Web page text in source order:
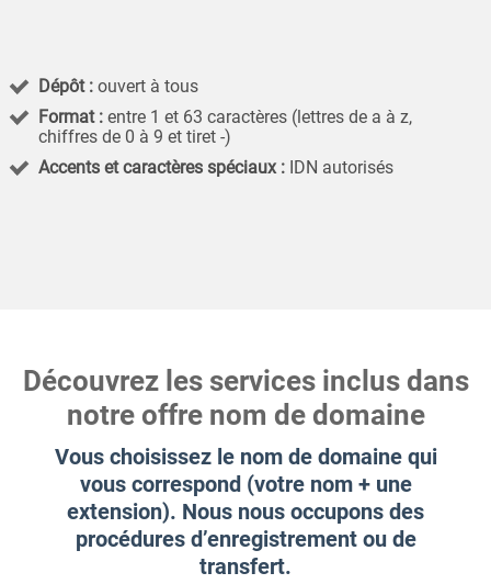
Dépôt : ouvert à tous
Format : entre 1 et 63 caractères (lettres de a à z,
chiffres de 0 à 9 et tiret -)
Accents et caractères spéciaux : IDN autorisés
Découvrez les services inclus dans
notre offre nom de domaine
Vous choisissez le nom de domaine qui
vous correspond (votre nom + une
extension). Nous nous occupons des
procédures d’enregistrement ou de
transfert.